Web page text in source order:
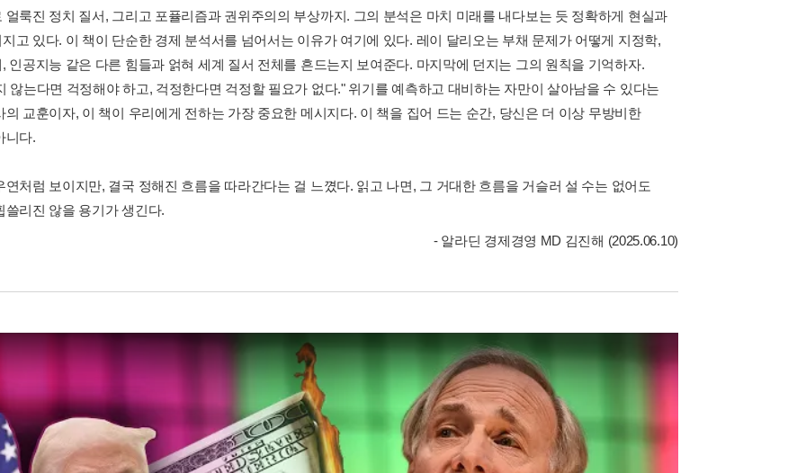
얼룩진 정치 질서, 그리고 포퓰리즘과 권위주의의 부상까지. 그의 분석은 마치 미래를 내다보는 듯 정확하게 현실과
고 있다. 이 책이 단순한 경제 분석서를 넘어서는 이유가 여기에 있다. 레이 달리오는 부채 문제가 어떻게 지정학,
인공지능 같은 다른 힘들과 얽혀 세계 질서 전체를 흔드는지 보여준다. 마지막에 던지는 그의 원칙을 기억하자.
않는다면 걱정해야 하고, 걱정한다면 걱정할 필요가 없다." 위기를 예측하고 대비하는 자만이 살아남을 수 있다는
의 교훈이자, 이 책이 우리에게 전하는 가장 중요한 메시지다. 이 책을 집어 드는 순간, 당신은 더 이상 무방비한
니다.
연처럼 보이지만, 결국 정해진 흐름을 따라간다는 걸 느꼈다. 읽고 나면, 그 거대한 흐름을 거슬러 설 수는 없어도
쓸리진 않을 용기가 생긴다.
- 알라딘 경제경영 MD 김진해 (2025.06.10)